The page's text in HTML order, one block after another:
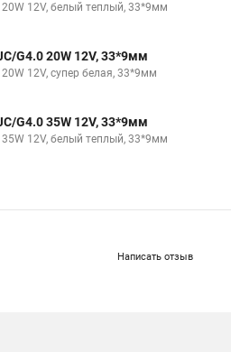
12V, белый теплый, 33*9мм
G4.0 20W 12V, 33*9мм
12V, супер белая, 33*9мм
G4.0 35W 12V, 33*9мм
12V, белый теплый, 33*9мм
Написать отзыв